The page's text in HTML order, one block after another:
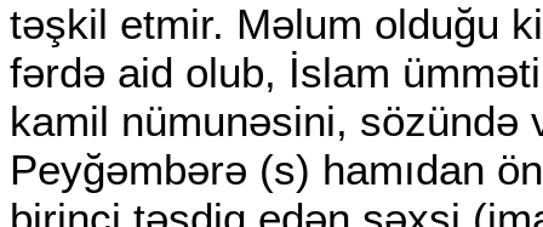
təşkil etmir. Məlum olduğu
fərdə aid olub, İslam
kamil nümunəsini, sözündə
Peyğəmbərə (s) hamıdan
birinci təsdiq edən şəxsi